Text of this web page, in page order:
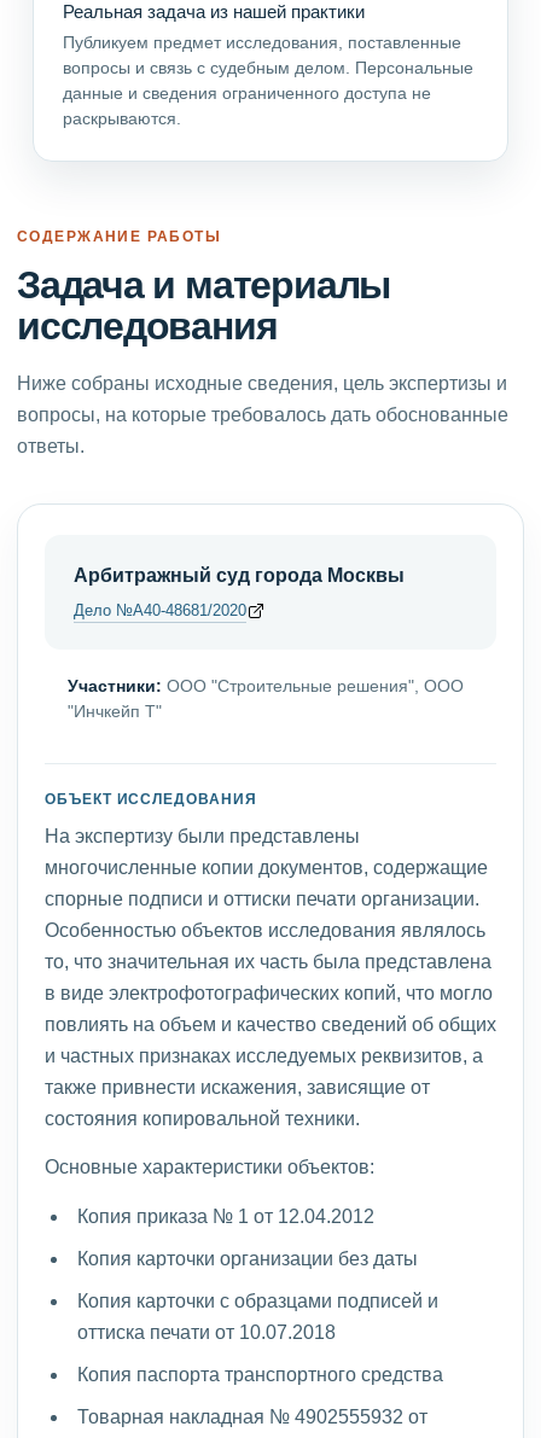
Реальная задача из нашей практики
Публикуем предмет исследования, поставленные
вопросы и связь с судебным делом. Персональные
данные и сведения ограниченного доступа не
раскрываются.
СОДЕРЖАНИЕ РАБОТЫ
Задача и материалы
исследования
Ниже собраны исходные сведения, цель экспертизы и
вопросы, на которые требовалось дать обоснованные
ответы.
Арбитражный суд города Москвы
Дело №А40-48681/2020
Участники: ООО "Строительные решения", ООО
"Инчкейп Т"
ОБЪЕКТ ИССЛЕДОВАНИЯ
На экспертизу были представлены
многочисленные копии документов, содержащие
спорные подписи и оттиски печати организации.
Особенностью объектов исследования являлось
то, что значительная их часть была представлена
в виде электрофотографических копий, что могло
повлиять на объем и качество сведений об общих
и частных признаках исследуемых реквизитов, а
также привнести искажения, зависящие от
состояния копировальной техники.
Основные характеристики объектов:
Копия приказа № 1 от 12.04.2012
Копия карточки организации без даты
Копия карточки с образцами подписей и
оттиска печати от 10.07.2018
Копия паспорта транспортного средства
Товарная накладная № 4902555932 от